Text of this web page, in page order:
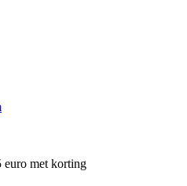
euro met korting